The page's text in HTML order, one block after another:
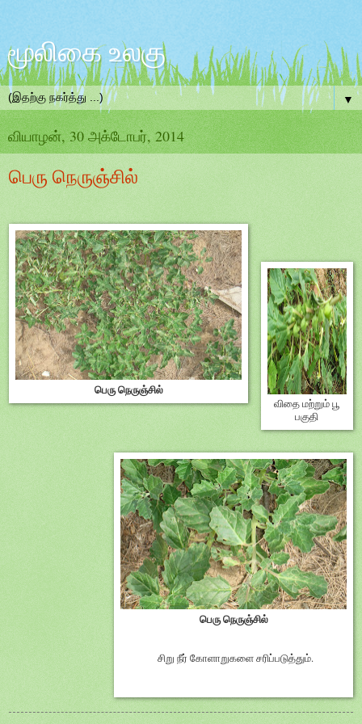
மூலிகை உலகு
▼
வியாழன், 30 அக்டோபர், 2014
பெரு நெருஞ்சில்
பெரு நெருஞ்சில்
விதை மற்றும் பூ
பகுதி
பெரு நெருஞ்சில்
சிறு நீர் கோளாறுகளை சரிப்படுத்தும்.